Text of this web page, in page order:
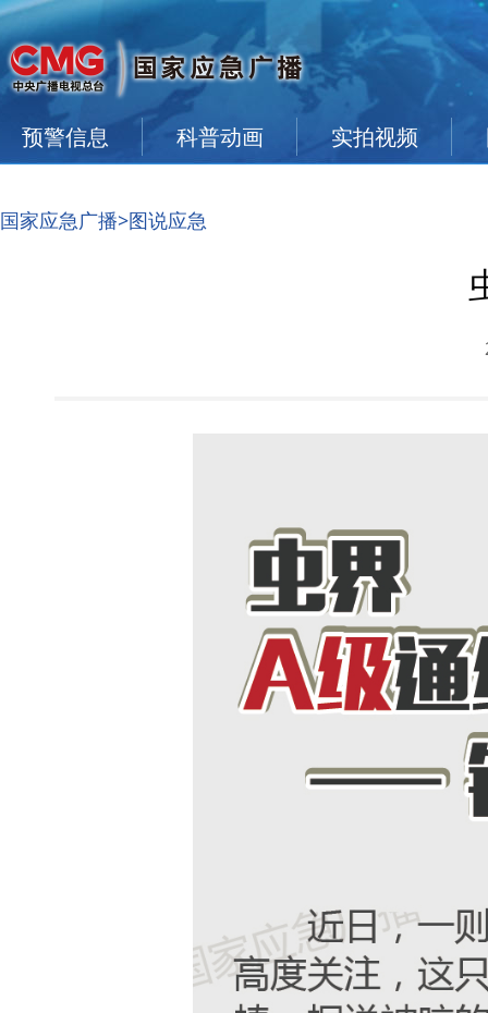
预警信息 科普动画 实拍视频
国家应急广播>图说应急